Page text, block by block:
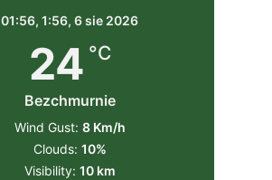
01:56, 1:56, 6 sie 2026
24 °C
Bezchmurnie
Wind Gust: 8 Km/h
Clouds: 10%
Visibility: 10 km